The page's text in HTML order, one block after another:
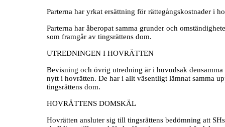
Parterna har yrkat ersättning för rättegångskostnader i
Parterna har åberopat samma grunder och
som framgår av tingsrättens dom.
UTREDNINGEN I HOVRÄTTEN
Bevisning och övrig utredning är i huvudsak
nytt i hovrätten. De har i allt väsentligt lämnat samma
tingsrättens dom.
HOVRÄTTENS DOMSKÄL
Hovrätten ansluter sig till tingsrättens bedömning att